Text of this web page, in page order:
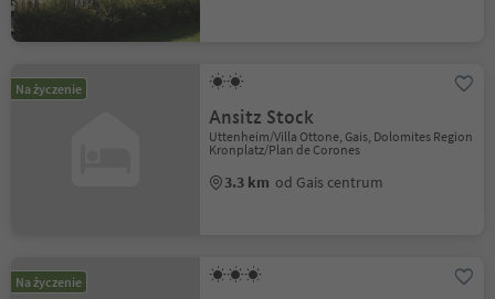
Na życzenie
Ansitz Stock
Uttenheim/Villa Ottone, Gais, Dolomites Region
Kronplatz/Plan de Corones
3.3 km od Gais centrum
Na życzenie